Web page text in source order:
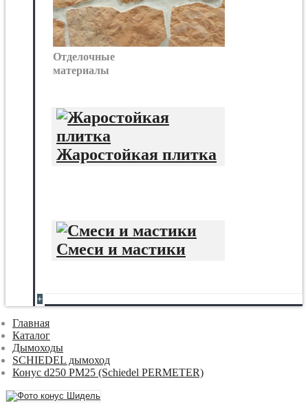
Отделочные
материалы
Жаростойкая плитка
Смеси и мастики
+
Главная
Каталог
Дымоходы
SCHIEDEL дымоход
Конус d250 PM25 (Schiedel PERMETER)